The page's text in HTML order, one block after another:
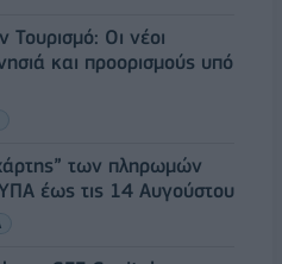
Τουρισμό: Οι νέοι
και προορισμούς υπό
των πληρωμών
έως τις 14 Αυγούστου